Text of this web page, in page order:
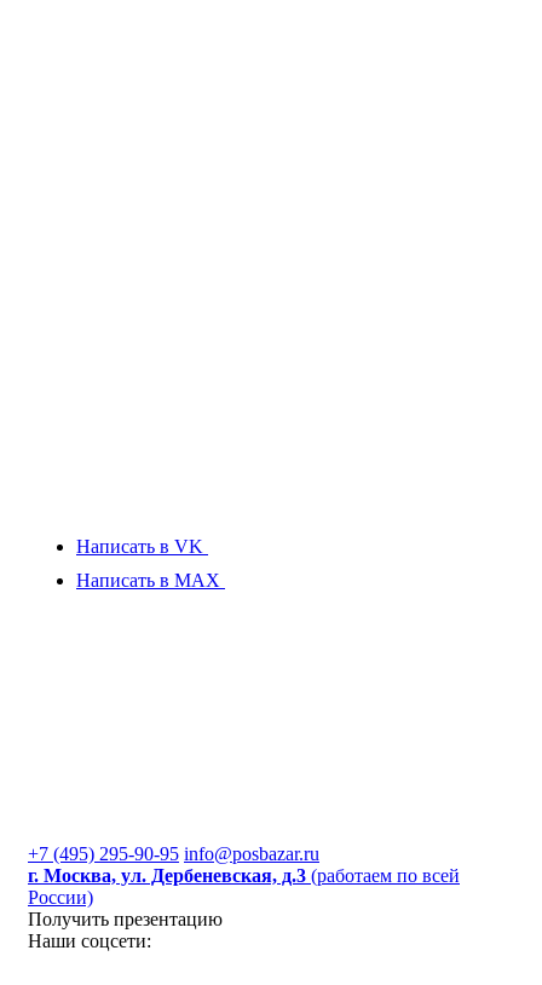
Написать в VK
Написать в MAX
+7 (495) 295-90-95 info@posbazar.ru
г. Москва, ул. Дербеневская, д.3 (работаем по всей
России)
Получить презентацию
Наши соцсети: